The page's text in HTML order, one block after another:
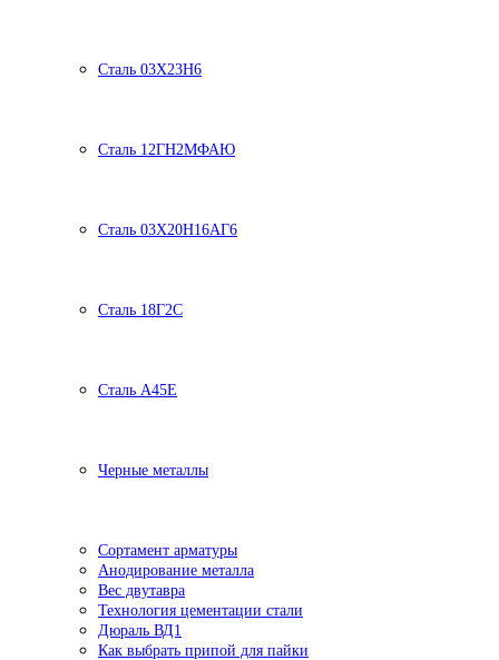
Сталь 03Х23Н6
Сталь 12ГН2МФАЮ
Сталь 03Х20Н16АГ6
Сталь 18Г2С
Сталь А45Е
Черные металлы
Сортамент арматуры
Анодирование металла
Вес двутавра
Технология цементации стали
Дюраль ВД1
Как выбрать припой для пайки